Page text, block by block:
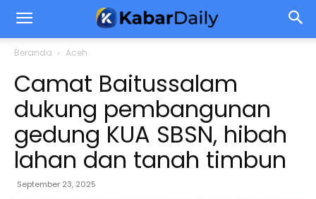
Beranda Aceh
Camat Baitussalam
dukung pembangunan
gedung KUA SBSN, hibah
lahan dan tanah timbun
September 23, 2025